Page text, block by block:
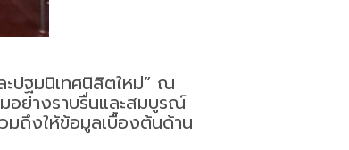
ปฐมนิเทศนิสิตใหม่” ณ
อย่างราบรื่นและสมบูรณ์
ถึงให้ข้อมูลเบื้องต้นด้าน